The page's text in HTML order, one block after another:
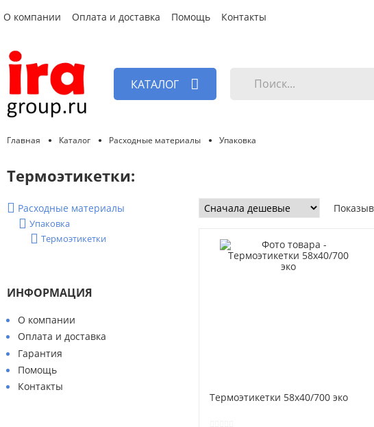
О компании Оплата и доставка Помощь Контакты
КАТАЛОГ
Главная Каталог Расходные материалы Упаковка
Термоэтикетки:
Расходные материалы
Упаковка
Термоэтикетки
ИНФОРМАЦИЯ
О компании
Оплата и доставка
Гарантия
Помощь
Контакты
Термоэтикетки 58х40/700 эко